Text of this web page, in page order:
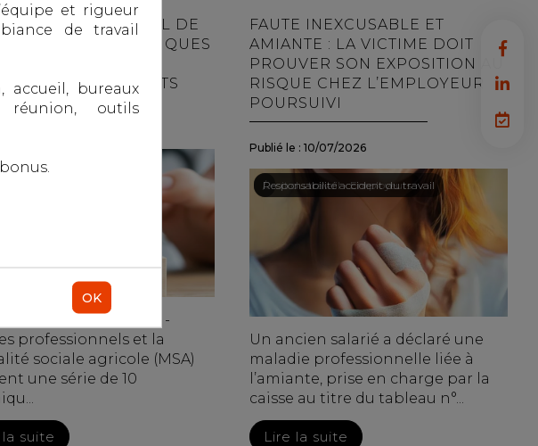
PROFESSIONNEL DE
: 10 CHRONIQUES
SES DROITS
travail - Employeurs
la protection sociale
l’Assurance Maladie -
professionnels et la
sociale agricole (MSA)
une série de 10
suite
FAUTE INEXCUSABLE ET
AMIANTE : LA VICTIME DOIT
PROUVER SON EXPOSITION AU
RISQUE CHEZ L’EMPLOYEUR
POURSUIVI
Publié le : 10/07/2026
Droit du travail - Employeurs
/Responsabilité accident du travail
Un ancien salarié a déclaré une
maladie professionnelle liée à
l’amiante, prise en charge par la
caisse au titre du tableau n°...
Lire la suite
et rigueur
de travail
bureaux
réunion, outils
OK